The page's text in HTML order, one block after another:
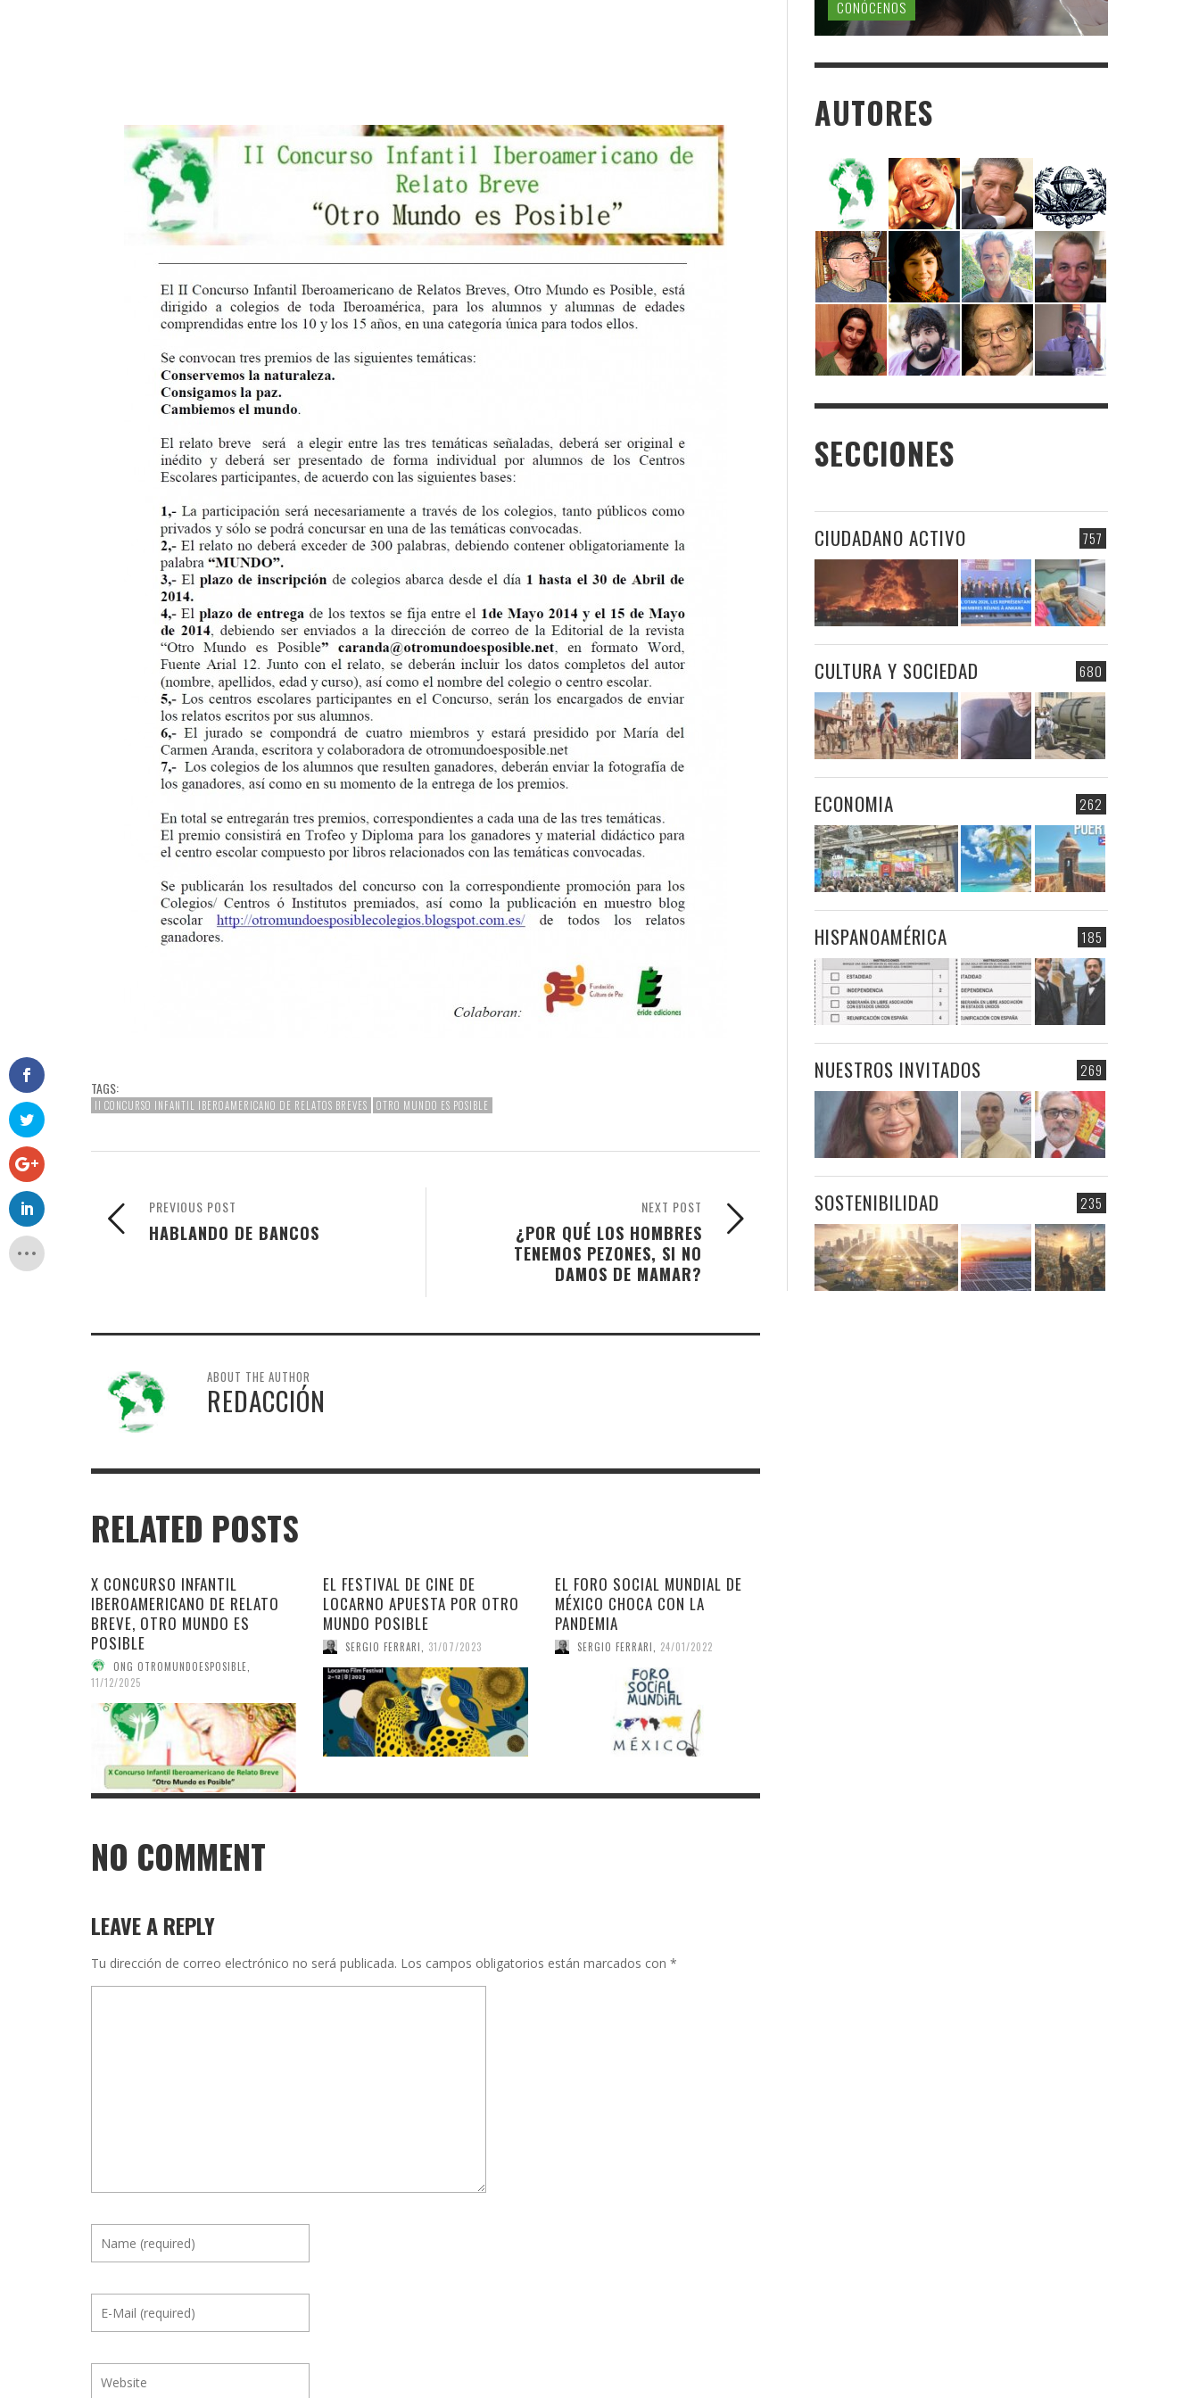
TAGS:
II CONCURSO INFANTIL IBEROAMERICANO DE RELATOS BREVES OTRO MUNDO ES POSIBLE
NEXT POST
¿POR QUÉ LOS HOMBRES
TENEMOS PEZONES, SI NO
DAMOS DE MAMAR?
PREVIOUS POST
HABLANDO DE BANCOS
ABOUT THE AUTHOR
REDACCIÓN
RELATED POSTS
X CONCURSO INFANTIL
IBEROAMERICANO DE RELATO
BREVE, OTRO MUNDO ES
POSIBLE
ONG OTROMUNDOESPOSIBLE
11/12/2025
EL FESTIVAL DE CINE DE
LOCARNO APUESTA POR OTRO
MUNDO POSIBLE
SERGIO FERRARI 31/07/2023
EL FORO SOCIAL MUNDIAL DE
MÉXICO CHOCA CON LA
PANDEMIA
SERGIO FERRARI 24/01/2022
NO COMMENT
LEAVE A REPLY
Tu dirección de correo electrónico no será publicada. Los campos obligatorios están marcados con *
CONÓCENOS
AUTORES
SECCIONES
757
CIUDADANO ACTIVO
680
CULTURA Y SOCIEDAD
262
ECONOMIA
185
HISPANOAMÉRICA
269
NUESTROS INVITADOS
235
SOSTENIBILIDAD